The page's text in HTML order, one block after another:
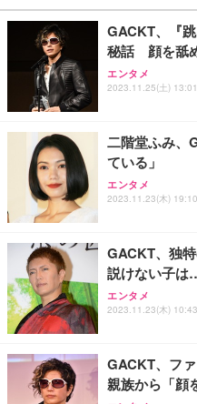
GACKT、『
秘話 顔を舐
エンタメ
2023.11.25(土) 13:01
二階堂ふみ、
ている」
エンタメ
2023.11.23(木) 19:10
GACKT、独
説けない子は
エンタメ
2023.11.23(木) 10:43
GACKT、フ
親族から「顔